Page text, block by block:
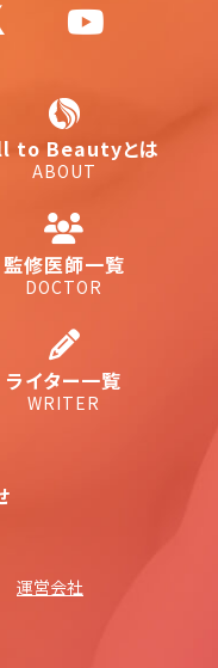
to Beautyとは
ABOUT
監修医師一覧
DOCTOR
ライター一覧
WRITER
運営会社